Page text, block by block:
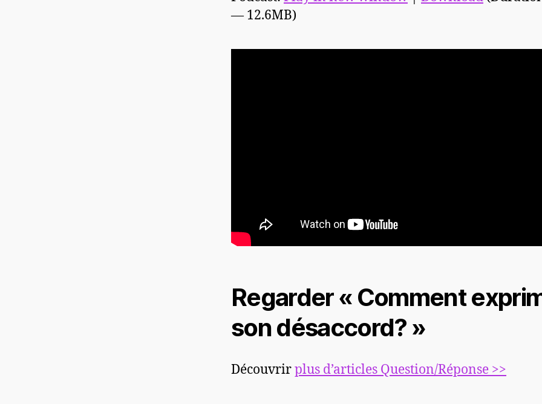
— 12.6MB)
Regarder « Comment
son désaccord? »
Découvrirplus d’articles Question/Réponse >>